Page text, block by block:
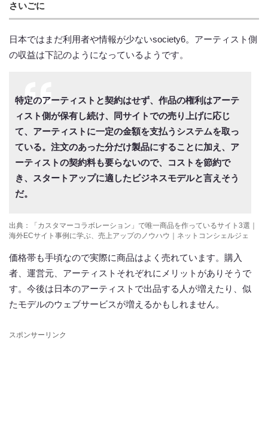
さいごに
日本ではまだ利用者や情報が少ないsociety6。アーティスト側
の収益は下記のようになっているようです。
特定のアーティストと契約はせず、作品の権利はアーテ
ィスト側が保有し続け、同サイトでの売り上げに応じ
て、アーティストに一定の金額を支払うシステムを取っ
ている。注文のあった分だけ製品にすることに加え、ア
ーティストの契約料も要らないので、コストを節約で
き、スタートアップに適したビジネスモデルと言えそう
だ。
出典：「カスタマーコラボレーション」で唯一商品を作っているサイト3選｜
海外ECサイト事例に学ぶ、売上アップのノウハウ｜ネットコンシェルジェ
価格帯も手頃なので実際に商品はよく売れています。購入
者、運営元、アーティストそれぞれにメリットがありそうで
す。今後は日本のアーティストで出品する人が増えたり、似
たモデルのウェブサービスが増えるかもしれません。
スポンサーリンク